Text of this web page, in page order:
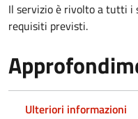
Il servizio è rivolto a tutti i
requisiti previsti.
Ulteriori informazioni